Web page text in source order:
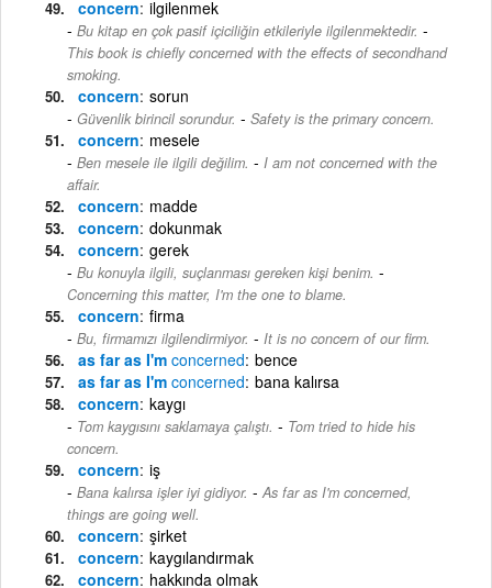
concern ilgilenmek
Bu kitap en çok pasif içiciliğin etkileriyle ilgilenmektedir. -
This book is chiefly concerned with the effects of secondhand
smoking.
concern sorun
Güvenlik birincil sorundur. - Safety is the primary concern.
concern mesele
Ben mesele ile ilgili değilim. - I am not concerned with the
affair.
concern madde
concern dokunmak
concern gerek
Bu konuyla ilgili, suçlanması gereken kişi benim. -
Concerning this matter, I'm the one to blame.
concern firma
Bu, firmamızı ilgilendirmiyor. - It is no concern of our firm.
as far as I'm concerned bence
as far as I'm concerned bana kalırsa
concern kaygı
Tom kaygısını saklamaya çalıştı. - Tom tried to hide his
concern.
concern iş
Bana kalırsa işler iyi gidiyor. - As far as I'm concerned,
things are going well.
concern şirket
concern kaygılandırmak
concern hakkında olmak